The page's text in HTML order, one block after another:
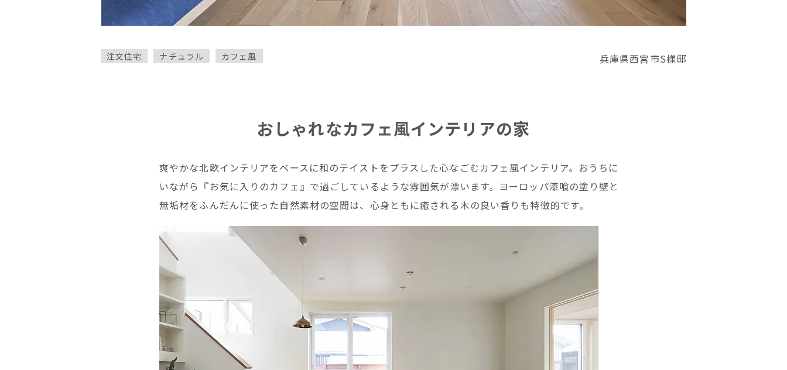
注文住宅 ナチュラル カフェ風 兵庫県西宮市S様邸
おしゃれなカフェ風インテリアの家
爽やかな北欧インテリアをベースに和のテイストをプラスした心なごむカフェ風インテリア。おうちに
いながら『お気に入りのカフェ』で過ごしているような雰囲気が漂います。ヨーロッパ漆喰の塗り壁と
無垢材をふんだんに使った自然素材の空間は、心身ともに癒される木の良い香りも特徴的です。